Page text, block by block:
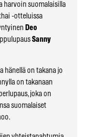
harvoin suomalaisilla
-otteluissa
Deo
Sanny
hänellä on takana jo
on takanaan
joka on
suomalaiset